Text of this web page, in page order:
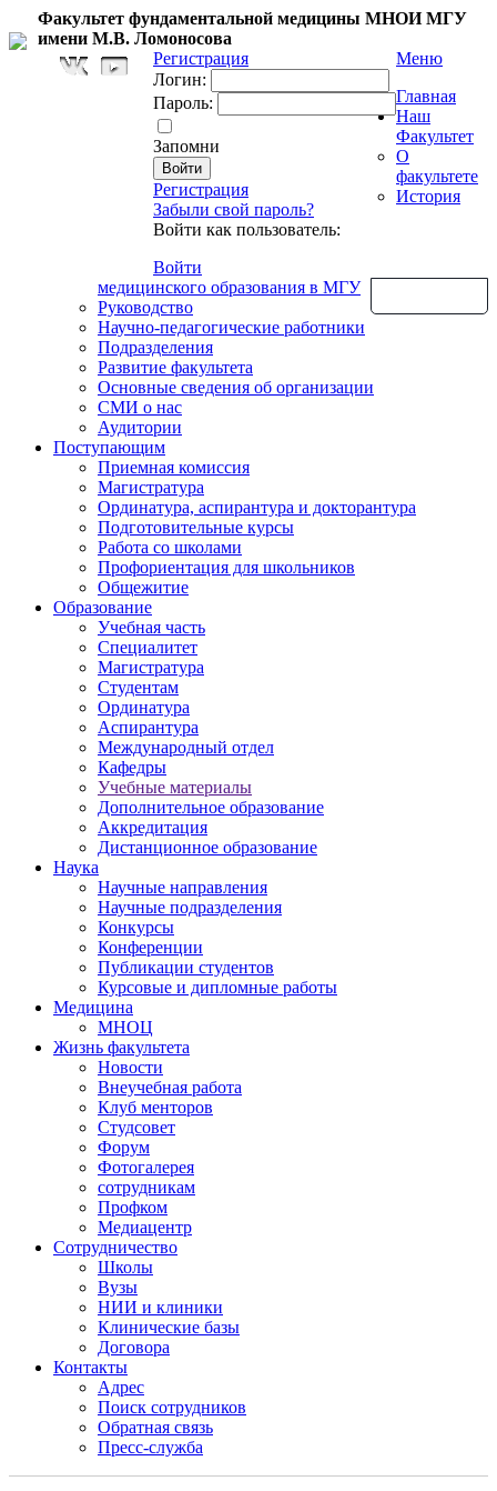
Факультет фундаментальной медицины МНОИ МГУ
имени М.В. Ломоносова
Регистрация
Логин:
Пароль:
Запомни
Регистрация
Забыли свой пароль?
Войти как пользователь:
Войти
Меню
Главная
Наш
Факультет
О
факультете
История
медицинского образования в МГУ
Руководство
Научно-педагогические работники
Подразделения
Развитие факультета
Основные сведения об организации
СМИ о нас
Аудитории
Поступающим
Приемная комиссия
Магистратура
Ординатура, аспирантура и докторантура
Подготовительные курсы
Работа со школами
Профориентация для школьников
Общежитие
Образование
Учебная часть
Специалитет
Магистратура
Студентам
Ординатура
Аспирантура
Международный отдел
Кафедры
Учебные материалы
Дополнительное образование
Аккредитация
Дистанционное образование
Наука
Научные направления
Научные подразделения
Конкурсы
Конференции
Публикации студентов
Курсовые и дипломные работы
Медицина
МНОЦ
Жизнь факультета
Новости
Внеучебная работа
Клуб менторов
Студсовет
Форум
Фотогалерея
сотрудникам
Профком
Медиацентр
Сотрудничество
Школы
Вузы
НИИ и клиники
Клинические базы
Договора
Контакты
Адрес
Поиск сотрудников
Обратная связь
Пресс-служба